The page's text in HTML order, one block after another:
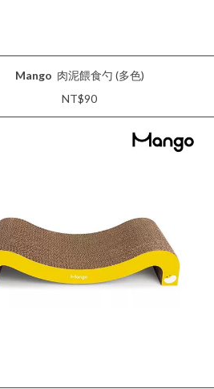
Mango 肉泥餵食勺 (多色)
NT$90